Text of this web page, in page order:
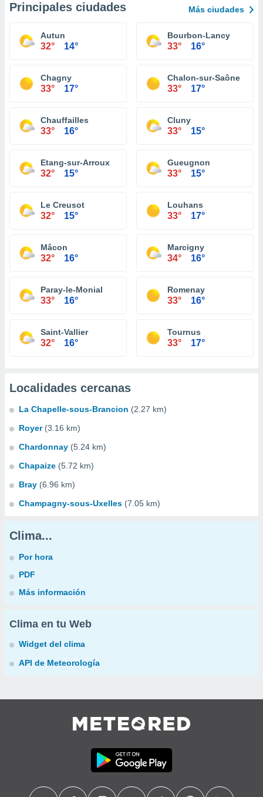
Principales ciudades Más ciudades
Autun
32° 14°
Bourbon-Lancy
33° 16°
Chagny
33° 17°
Chalon-sur-Saône
33° 17°
Chauffailles
33° 16°
Cluny
33° 15°
Etang-sur-Arroux
32° 15°
Gueugnon
33° 15°
Le Creusot
32° 15°
Louhans
33° 17°
Mâcon
32° 16°
Marcigny
34° 16°
Paray-le-Monial
33° 16°
Romenay
33° 16°
Saint-Vallier
32° 16°
Tournus
33° 17°
Localidades cercanas
La Chapelle-sous-Brancion (2.27 km)
Royer (3.16 km)
Chardonnay (5.24 km)
Chapaize (5.72 km)
Bray (6.96 km)
Champagny-sous-Uxelles (7.05 km)
Clima...
Por hora
PDF
Más información
Clima en tu Web
Widget del clima
API de Meteorología